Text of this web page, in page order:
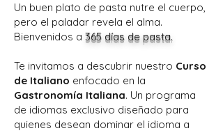
Un buen plato de pasta nutre el cuerpo,
pero el paladar revela el alma.
Bienvenidos a 365 días de pasta.
Te invitamos a descubrir nuestro Curso
de Italiano enfocado en la
Gastronomía Italiana. Un programa
de idiomas exclusivo diseñado para
quienes desean dominar el idioma a